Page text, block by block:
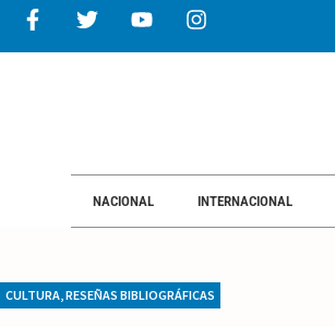
NACIONAL INTERNACIONAL
CULTURA,RESEÑAS BIBLIOGRÁFICAS